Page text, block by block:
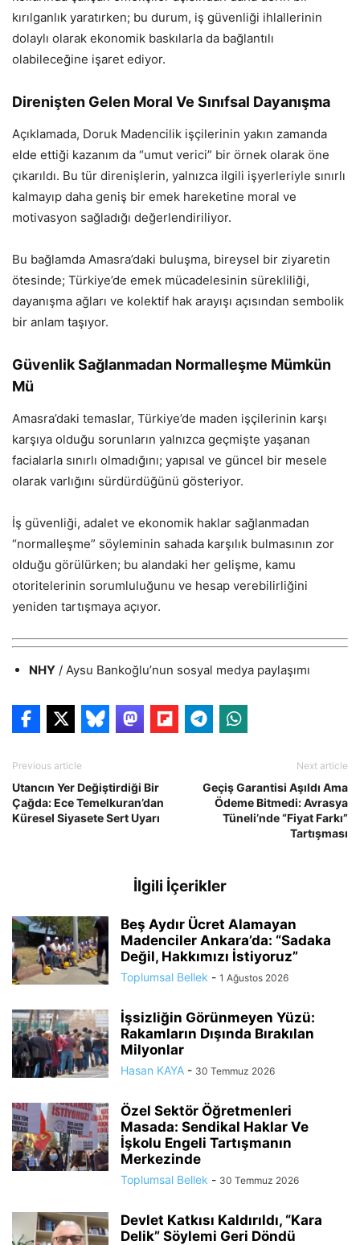
kırılganlık yaratırken; bu durum, iş güvenliği ihlallerinin
dolaylı olarak ekonomik baskılarla da bağlantılı
olabileceğine işaret ediyor.
Direnişten Gelen Moral Ve Sınıfsal Dayanışma
Açıklamada, Doruk Madencilik işçilerinin yakın zamanda
elde ettiği kazanım da “umut verici” bir örnek olarak öne
çıkarıldı. Bu tür direnişlerin, yalnızca ilgili işyerleriyle sınırlı
kalmayıp daha geniş bir emek hareketine moral ve
motivasyon sağladığı değerlendiriliyor.
Bu bağlamda Amasra’daki buluşma, bireysel bir ziyaretin
ötesinde; Türkiye’de emek mücadelesinin sürekliliği,
dayanışma ağları ve kolektif hak arayışı açısından sembolik
bir anlam taşıyor.
Güvenlik Sağlanmadan Normalleşme Mümkün
Mü
Amasra’daki temaslar, Türkiye’de maden işçilerinin karşı
karşıya olduğu sorunların yalnızca geçmişte yaşanan
facialarla sınırlı olmadığını; yapısal ve güncel bir mesele
olarak varlığını sürdürdüğünü gösteriyor.
İş güvenliği, adalet ve ekonomik haklar sağlanmadan
“normalleşme” söyleminin sahada karşılık bulmasının zor
olduğu görülürken; bu alandaki her gelişme, kamu
otoritelerinin sorumluluğunu ve hesap verebilirliğini
yeniden tartışmaya açıyor.
NHY / Aysu Bankoğlu’nun sosyal medya paylaşımı
Previous article
Utancın Yer Değiştirdiği Bir
Çağda: Ece Temelkuran’dan
Küresel Siyasete Sert Uyarı
Next article
Geçiş Garantisi Aşıldı Ama
Ödeme Bitmedi: Avrasya
Tüneli’nde “Fiyat Farkı”
Tartışması
İlgili İçerikler
Beş Aydır Ücret Alamayan
Madenciler Ankara’da: “Sadaka
Değil, Hakkımızı İstiyoruz”
Toplumsal Bellek - 1 Ağustos 2026
İşsizliğin Görünmeyen Yüzü:
Rakamların Dışında Bırakılan
Milyonlar
Hasan KAYA - 30 Temmuz 2026
Özel Sektör Öğretmenleri
Masada: Sendikal Haklar Ve
İşkolu Engeli Tartışmanın
Merkezinde
Toplumsal Bellek - 30 Temmuz 2026
Devlet Katkısı Kaldırıldı, “Kara
Delik” Söylemi Geri Döndü